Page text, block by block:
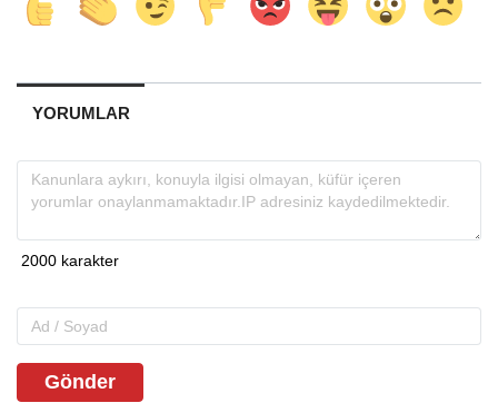
YORUMLAR
Gönder